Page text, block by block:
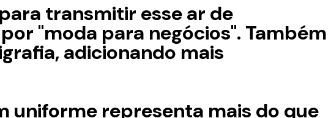
transmitir esse ar de
"moda para negócios". Também
adicionando mais
uniforme representa mais do que